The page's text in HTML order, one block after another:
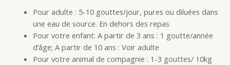
Pour adulte : 5-10 gouttes/jour, pures ou diluées dans
une eau de source. En dehors des repas
Pour votre enfant: A partir de 3 ans : 1 goutte/année
d’âge; A partir de 10 ans : Voir adulte
Pour votre animal de compagnie : 1-3 gouttes/ 10kg